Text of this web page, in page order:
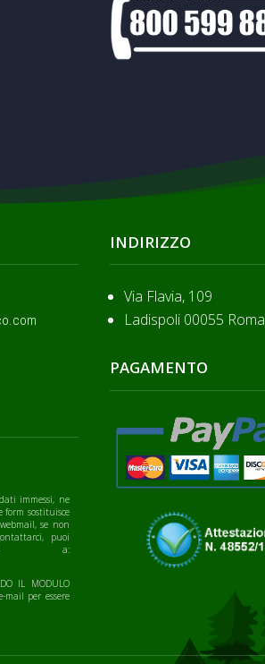
immessi, ne
form sostituisce
se non
puoi
a:
IL MODULO
mail per essere
INDIRIZZO
Via Flavia, 109
Ladispoli 00055 Roma
PAGAMENTO